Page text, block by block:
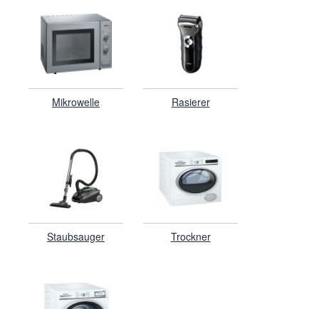
Mikrowelle Rasierer
Staubsauger Trockner